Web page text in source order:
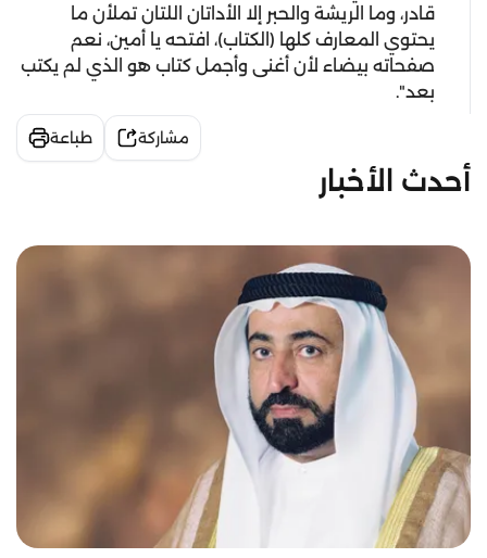
قادر، وما الريشة والحبر إلا الأداتان اللتان تملأن ما
يحتوي المعارف كلها (الكتاب)، افتحه يا أمين، نعم
صفحاته بيضاء لأن أغنى وأجمل كتاب هو الذي لم يكتب
بعد".
مشاركة طباعة
أحدث الأخبار